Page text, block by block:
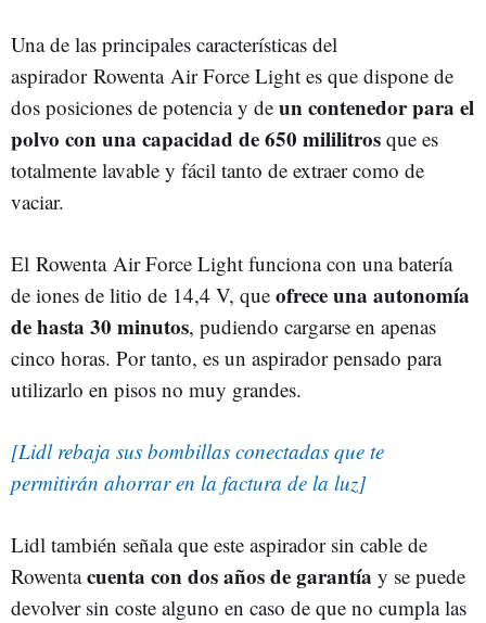
Una de las principales características del
aspirador Rowenta Air Force Light es que dispone de
dos posiciones de potencia y de un contenedor para el
polvo con una capacidad de 650 mililitros que es
totalmente lavable y fácil tanto de extraer como de
vaciar.
El Rowenta Air Force Light funciona con una batería
de iones de litio de 14,4 V, que ofrece una autonomía
de hasta 30 minutos, pudiendo cargarse en apenas
cinco horas. Por tanto, es un aspirador pensado para
utilizarlo en pisos no muy grandes.
[Lidl rebaja sus bombillas conectadas que te
permitirán ahorrar en la factura de la luz]
Lidl también señala que este aspirador sin cable de
Rowentacuenta con dos años de garantía y se puede
devolver sin coste alguno en caso de que no cumpla las